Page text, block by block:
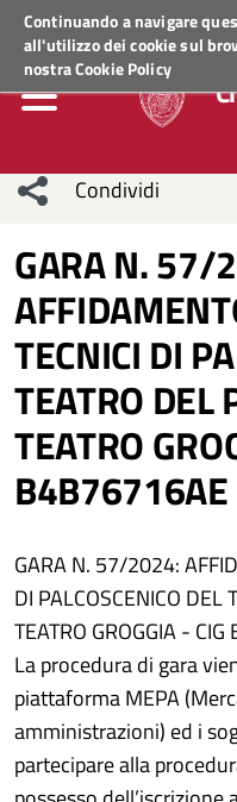
Continuando a navigare
all'utilizzo dei cookie sul
nostraCookie Policy
Regione VenetoACCEDI AI
Condividi
sui social
network
Condividi
GARA N. 57/
TECNICI DI
TEATRO DEL
TEATRO
B4B76716AE
GARA N. 57/2024:
DI PALCOSCENICO DEL
TEATRO GROGGIA -
La procedura di gara
piattaforma MEPA
amministrazioni) ed i
partecipare alla